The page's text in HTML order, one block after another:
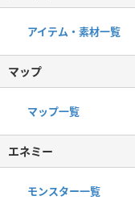
アイテム・素材一覧
マップ
マップ一覧
エネミー
モンスター一覧